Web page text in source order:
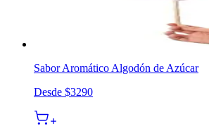
Sabor Aromático Algodón de Azúcar
Desde $3290